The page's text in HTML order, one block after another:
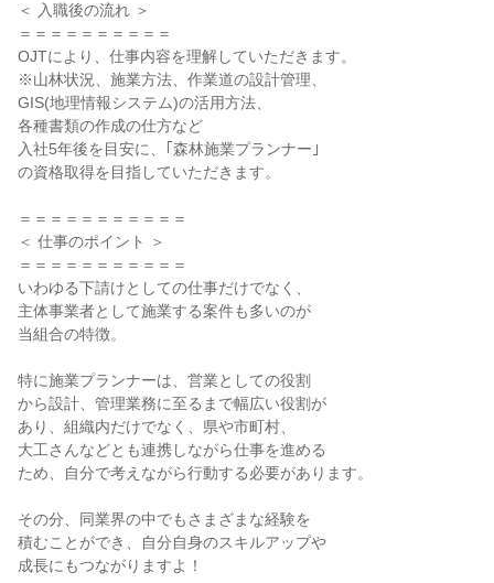
＜ 入職後の流れ ＞
＝＝＝＝＝＝＝＝＝＝
OJTにより、仕事内容を理解していただきます。
※山林状況、施業方法、作業道の設計管理、
GIS(地理情報システム)の活用方法、
各種書類の作成の仕方など
入社5年後を目安に、｢森林施業プランナー｣
の資格取得を目指していただきます。
＝＝＝＝＝＝＝＝＝＝＝
＜ 仕事のポイント ＞
＝＝＝＝＝＝＝＝＝＝＝
いわゆる下請けとしての仕事だけでなく、
主体事業者として施業する案件も多いのが
当組合の特徴。
特に施業プランナーは、営業としての役割
から設計、管理業務に至るまで幅広い役割が
あり、組織内だけでなく、県や市町村、
大工さんなどとも連携しながら仕事を進める
ため、自分で考えながら行動する必要があります。
その分、同業界の中でもさまざまな経験を
積むことができ、自分自身のスキルアップや
成長にもつながりますよ！